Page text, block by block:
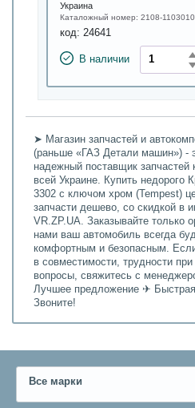
Украина
Каталожный номер: 2108-1103010
код: 24641
В наличии
➤ Магазин запчастей и
(раньше «ГАЗ Детали машин») -
надежный поставщик запчастей
всей Украине. Купить
3302 с ключом хром (Tempest)
запчасти дешево, со скидкой в
VR.ZP.UA. Заказывайте только
нами ваш автомобиль всегда
комфортным и безопасным.
в совместимости, трудности
вопросы, свяжитесь с
Лучшее предложение ✈
Звоните!
Все марки